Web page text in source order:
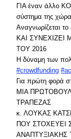
ΓΙΑ έναν άλλο
σύστημα της
Αναγνωρίζεται το
ΚΑΙ ΣΥΝΕΧΙΖΕΙ
ΤΟΥ 2016
Η δύναμη των
‪#‎crowdfunding‬ ‪#‎
Για πρώτη φορά
ΜΙΑ
ΤΡΑΠΕΖΑΣ
κ. ΛΟΥΚΑΣ
ΠΟΥ ΣΤΟΧΕΥΕΙ
ΑΝΑΠΤΥΞΙΑΚΗΣ